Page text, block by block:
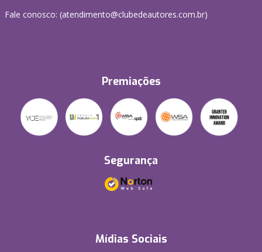
Fale conosco: (atendimento@clubedeautores.com.br)
Premiações
Segurança
Mídias Sociais